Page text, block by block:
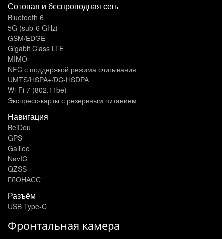
Сотовая и беспроводная сеть
Bluetooth 6
5G (sub‑6 GHz)
GSM/EDGE
Gigabit Class LTE
MIMO
NFC с поддержкой режима считывания
UMTS/HSPA+/DC‑HSDPA
Wi‑Fi 7 (802.11be)
Экспресс‑карты с резервным питанием
Навигация
BeiDou
GPS
Galileo
NavIC
QZSS
ГЛОНАСС
Разъём
USB Type-C
Фронтальная камера